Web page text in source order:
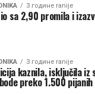
3 године ranije
sa 2,90 promila i
3 године ranije
kaznila, isključila iz
preko 1.500 pijanih